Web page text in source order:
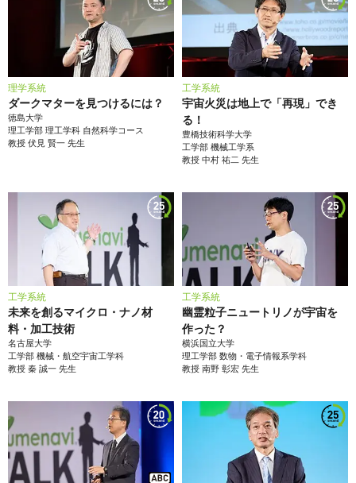
理学系統
ダークマターを見つけるには？
徳島大学
理工学部 理工学科 自然科学コース
教授 伏見 賢一先生
工学系統
宇宙火災は地上で「再現」でき
る！
豊橋技術科学大学
工学部 機械工学系
教授 中村 祐二 先生
工学系統
未来を創るマイクロ・ナノ材
料・加工技術
名古屋大学
工学部 機械・航空宇宙工学科
教授 秦 誠一先生
工学系統
幽霊粒子ニュートリノが宇宙を
作った？
横浜国立大学
理工学部 数物・電子情報系学科
教授 南野 彰宏 先生